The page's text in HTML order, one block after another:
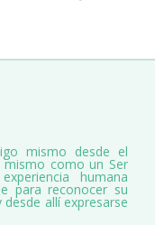
mismo desde el
como un Ser
humana
para reconocer su
allí expresarse